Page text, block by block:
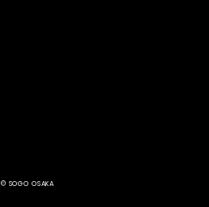
© SOGO OSAKA